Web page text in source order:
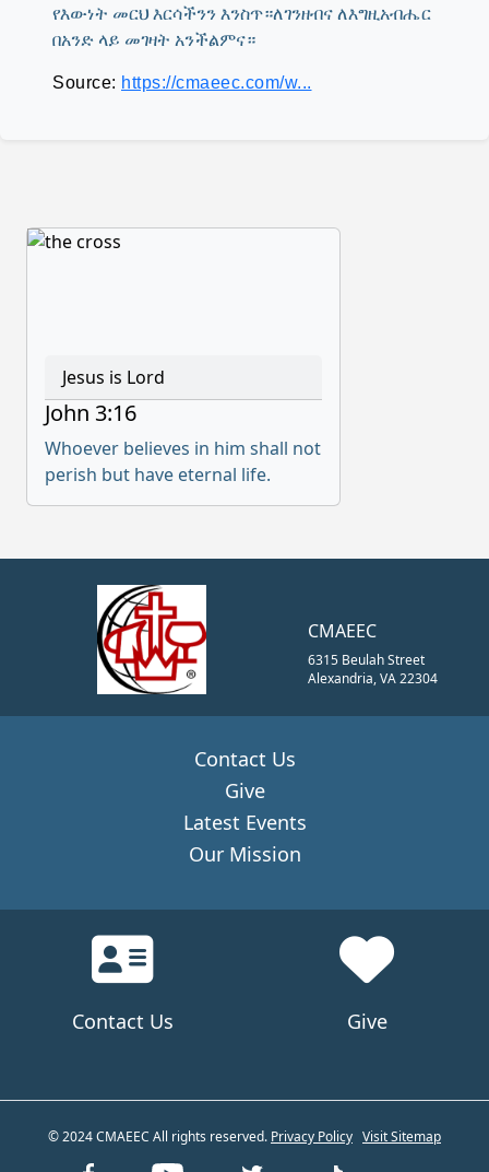
የእውነት መርህ እርሳችንን እንስጥ።ለገንዘብና ለእግዚአብሔር
በአንድ ላይ መገዛት አንችልምና።
Source: https://cmaeec.com/w...
Jesus is Lord
John 3:16
Whoever believes in him shall not
perish but have eternal life.
CMAEEC
6315 Beulah Street
Alexandria, VA 22304
Contact Us
Give
Latest Events
Our Mission
Contact Us Give
© 2024 CMAEEC All rights reserved. Privacy Policy Visit Sitemap